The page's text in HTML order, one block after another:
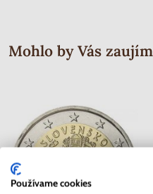
Mohlo by Vás
Používame cookies